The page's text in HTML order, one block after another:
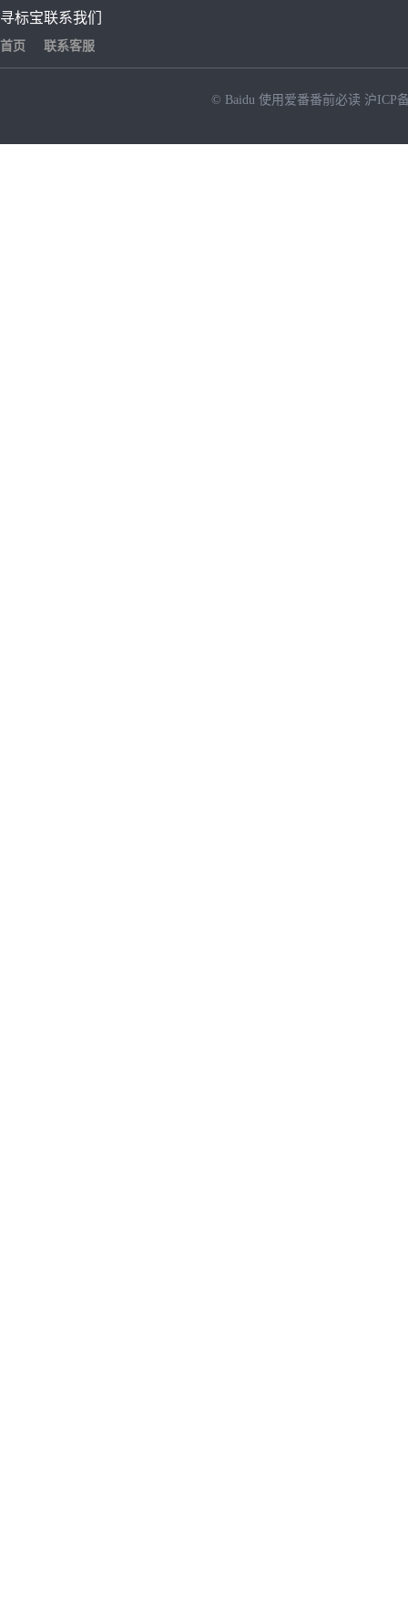
寻标宝
首页
联系我们
联系客服
© Baidu 使用爱番番前必读 沪ICP